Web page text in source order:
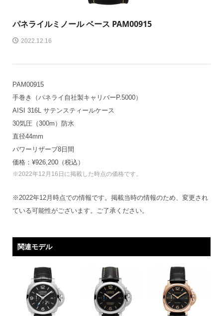
パネライルミノール ベース PAM00915
2022.12.16
PAM00915
手巻き（パネライ自社製キャリバーP.5000）
AISI 316L サテンスティールケース
30気圧（300m）防水
直径44mm
パワーリザーブ8日間
価格：¥926,200（税込）
※2022年12月16日に掲載した時点の価格です。
※2022年12月時点での情報です。掲載当時の情報のため、変更され
ている可能性がございます。ご了承ください。
関連モデル